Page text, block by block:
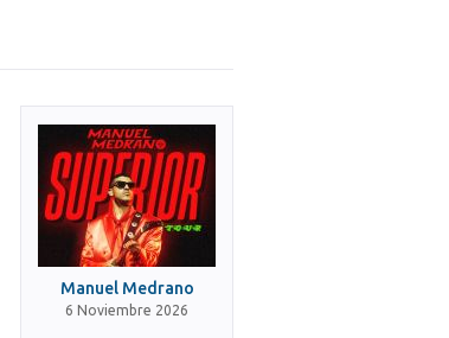
Manuel Medrano
6 Noviembre 2026